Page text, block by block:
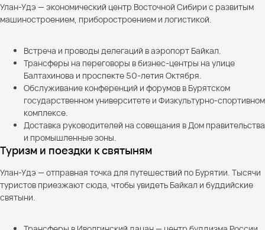
Улан-Удэ — экономический центр Восточной Сибири с развитым
машиностроением, приборостроением и логистикой.
Встреча и проводы делегаций в аэропорт Байкал.
Трансферы на переговоры в бизнес-центры на улице
Балтахинова и проспекте 50-летия Октября.
Обслуживание конференций и форумов в Бурятском
государственном университете и Физкультурно-спортивном
комплексе.
Доставка руководителей на совещания в Дом правительства
и промышленные зоны.
Туризм и поездки к святыням
Улан-Удэ — отправная точка для путешествий по Бурятии. Тысячи
туристов приезжают сюда, чтобы увидеть Байкал и буддийские
святыни.